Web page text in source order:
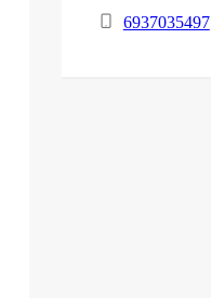
6937035497